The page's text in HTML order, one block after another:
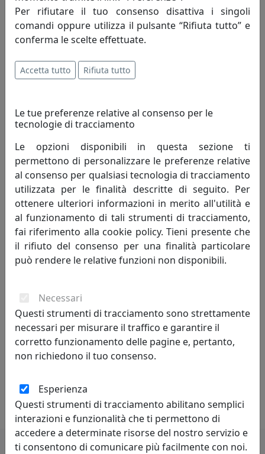
Romano Perenzin oggi è guidata,
continuando la tradizione famigliare, dal figlio
Massimo. Altissima qualità, design originale e un ottimo
servizio contraddistinguono da sempre Perenz, che
offre ai suoi Clienti eleganza e raffinatezza in un mix di
Le collezioni Perenz coniugano prestigio e innovazione
tecnica nella ricerca di nuovi orizzonti espressivi.
Ogni famiglia è unica. Noi di Perenz lo sappiamo bene:
per questo le selezioniamo sempre per la loro singolare
costituzione, per lo spirito originale, per il colore inedito
ma soprattutto per l’innovazione che portano nel
mondo. I nostri coordinati sono personalità dal
carattere così peculiare e sorprendente da espandersi
in modo naturale, e sono sempre figlie di un amore: per
una forma, per una consistenza, per un materiale, per
un’originale finitura.
È sempre il dettaglio che ci fa innamorare. Vogliamo
partecipare a questo spirito contemporaneo in
continua trasformazione proponendo gamme sempre
più ricche e personalizzate, capaci di vestire ambienti
diversi, dinamici, multicolore. Abbiamo deciso di
espansione che si manifesta in tutta la sua dirompente
varietà.
Per rifiutare il tuo consenso disattiva i singoli
comandi oppure utilizza il pulsante “Rifiuta tutto” e
conferma le scelte effettuate.
Accetta tutto Rifiuta tutto
Le tue preferenze relative al consenso per le
tecnologie di tracciamento
Le opzioni disponibili in questa sezione ti
permettono di personalizzare le preferenze relative
al consenso per qualsiasi tecnologia di tracciamento
utilizzata per le finalità descritte di seguito. Per
ottenere ulteriori informazioni in merito all'utilità e
al funzionamento di tali strumenti di tracciamento,
fai riferimento alla cookie policy. Tieni presente che
il rifiuto del consenso per una finalità particolare
può rendere le relative funzioni non disponibili.
Necessari
Questi strumenti di tracciamento sono strettamente
necessari per misurare il traffico e garantire il
corretto funzionamento delle pagine e, pertanto,
non richiedono il tuo consenso.
Esperienza
Questi strumenti di tracciamento abilitano semplici
interazioni e funzionalità che ti permettono di
accedere a determinate risorse del nostro servizio e
ti consentono di comunicare più facilmente con noi.